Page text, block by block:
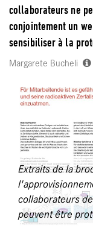
collaborateurs ne
conjointement un
sensibiliser à la
Margarete Bucheli
Extraits de la
collaborateurs
peuvent être